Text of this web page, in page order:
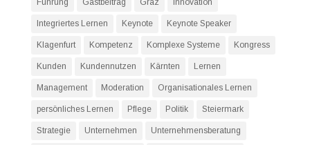
Führung Gastbeitrag Graz Innovation
Integriertes Lernen Keynote Keynote Speaker
Klagenfurt Kompetenz Komplexe Systeme Kongress
Kunden Kundennutzen Kärnten Lernen
Management Moderation Organisationales Lernen
persönliches Lernen Pflege Politik Steiermark
Strategie Unternehmen Unternehmensberatung